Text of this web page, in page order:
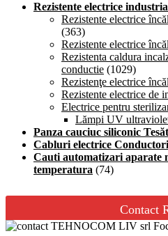
Rezistente electrice
Rezistente electrice
(363)
Rezistente electrice
Rezistenta caldura
conductie (1029)
Rezistenţe electrice
Rezistente electrice de
Electrice pentru
Lămpi UV
Panza cauciuc siliconic
Cabluri electrice
Cauti automatizari aparate
temperatura (74)
Contact